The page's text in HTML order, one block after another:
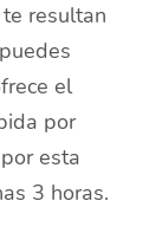
resultan
el
por
esta
3 horas.